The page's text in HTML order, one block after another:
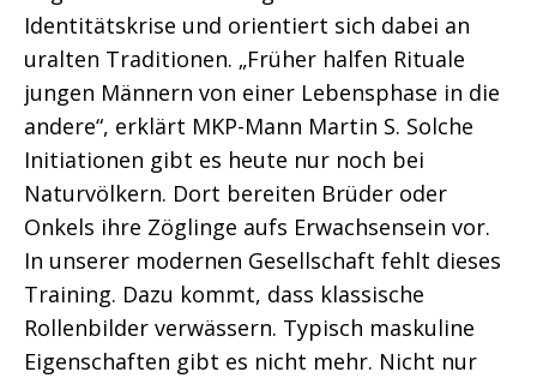
Identitätskrise und orientiert sich dabei an
uralten Traditionen. „Früher halfen Rituale
jungen Männern von einer Lebensphase in die
andere“, erklärt MKP-Mann Martin S. Solche
Initiationen gibt es heute nur noch bei
Naturvölkern. Dort bereiten Brüder oder
Onkels ihre Zöglinge aufs Erwachsensein vor.
In unserer modernen Gesellschaft fehlt dieses
Training. Dazu kommt, dass klassische
Rollenbilder verwässern. Typisch maskuline
Eigenschaften gibt es nicht mehr. Nicht nur